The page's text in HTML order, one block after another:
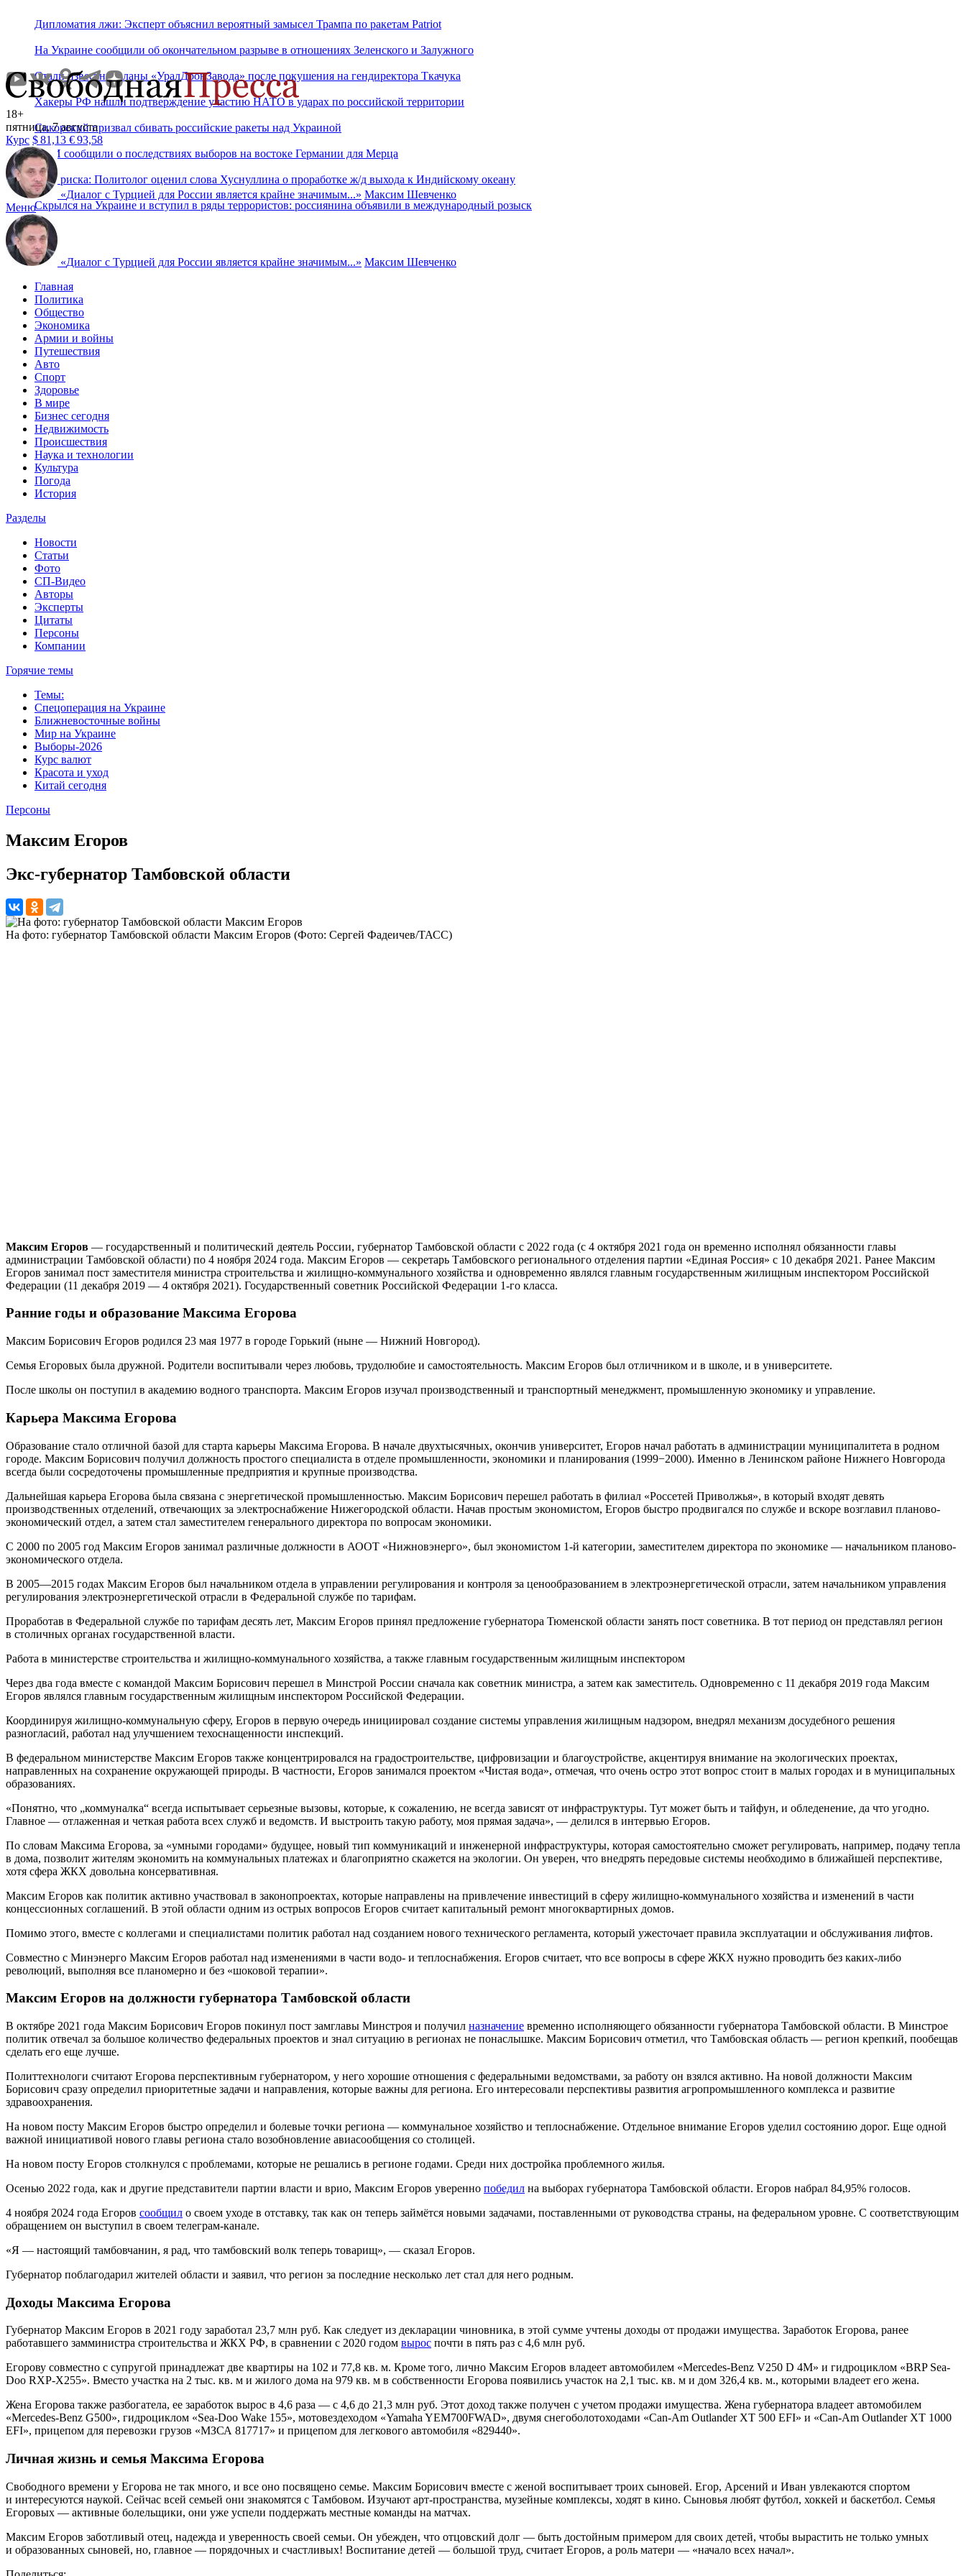
Дипломатия лжи: Эксперт объяснил вероятный замысел Трампа по ракетам Patriot
На Украине сообщили об окончательном разрыве в отношениях Зеленского и Залужного
Стали известны планы «УралДронЗавода» после покушения на гендиректора Ткачука
Хакеры РФ нашли подтверждение участию НАТО в ударах по российской территории
Сикорский призвал сбивать российские ракеты над Украиной
СМИ сообщили о последствиях выборов на востоке Германии для Мерца
Зона риска: Политолог оценил слова Хуснуллина о проработке ж/д выхода к Индийскому океану
Скрылся на Украине и вступил в ряды террористов: россиянина объявили в международный розыск
18+
пятница, 7 августа
Курс $81,13 €93,58
«Диалог с Турцией для России является крайне значимым...» Максим Шевченко
Меню
«Диалог с Турцией для России является крайне значимым...» Максим Шевченко
Главная
Политика
Общество
Экономика
Армии и войны
Путешествия
Авто
Спорт
Здоровье
В мире
Бизнес сегодня
Недвижимость
Происшествия
Наука и технологии
Культура
Погода
История
Разделы
Новости
Статьи
Фото
СП-Видео
Авторы
Эксперты
Цитаты
Персоны
Компании
Горячие темы
Темы:
Спецоперация на Украине
Ближневосточные войны
Мир на Украине
Выборы-2026
Курс валют
Красота и уход
Китай сегодня
Персоны
Максим Егоров
Экс-губернатор Тамбовской области
На фото: губернатор Тамбовской области Максим Егоров (Фото: Сергей Фадеичев/ТАСС)
Максим Егоров — государственный и политический деятель России, губернатор Тамбовской области с 2022 года (с 4 октября 2021 года он временно исполнял обязанности главы
администрации Тамбовской области) по 4 ноября 2024 года. Максим Егоров — секретарь Тамбовского регионального отделения партии «Единая Россия» с 10 декабря 2021. Ранее Максим
Егоров занимал пост заместителя министра строительства и жилищно-коммунального хозяйства и одновременно являлся главным государственным жилищным инспектором Российской
Федерации (11 декабря 2019 — 4 октября 2021). Государственный советник Российской Федерации 1-го класса.
Ранние годы и образование Максима Егорова
Максим Борисович Егоров родился 23 мая 1977 в городе Горький (ныне — Нижний Новгород).
Семья Егоровых была дружной. Родители воспитывали через любовь, трудолюбие и самостоятельность. Максим Егоров был отличником и в школе, и в университете.
После школы он поступил в академию водного транспорта. Максим Егоров изучал производственный и транспортный менеджмент, промышленную экономику и управление.
Карьера Максима Егорова
Образование стало отличной базой для старта карьеры Максима Егорова. В начале двухтысячных, окончив университет, Егоров начал работать в администрации муниципалитета в родном
городе. Максим Борисович получил должность простого специалиста в отделе промышленности, экономики и планирования (1999−2000). Именно в Ленинском районе Нижнего Новгорода
всегда были сосредоточены промышленные предприятия и крупные производства.
Дальнейшая карьера Егорова была связана с энергетической промышленностью. Максим Борисович перешел работать в филиал «Россетей Приволжья», в который входят девять
производственных отделений, отвечающих за электроснабжение Нижегородской области. Начав простым экономистом, Егоров быстро продвигался по службе и вскоре возглавил планово-
экономический отдел, а затем стал заместителем генерального директора по вопросам экономики.
С 2000 по 2005 год Максим Егоров занимал различные должности в АООТ «Нижновэнерго», был экономистом 1-й категории, заместителем директора по экономике — начальником планово-
экономического отдела.
В 2005—2015 годах Максим Егоров был начальником отдела в управлении регулирования и контроля за ценообразованием в электроэнергетической отрасли, затем начальником управления
регулирования электроэнергетической отрасли в Федеральной службе по тарифам.
Проработав в Федеральной службе по тарифам десять лет, Максим Егоров принял предложение губернатора Тюменской области занять пост советника. В тот период он представлял регион
в столичных органах государственной власти.
Работа в министерстве строительства и жилищно-коммунального хозяйства, а также главным государственным жилищным инспектором
Через два года вместе с командой Максим Борисович перешел в Минстрой России сначала как советник министра, а затем как заместитель. Одновременно с 11 декабря 2019 года Максим
Егоров являлся главным государственным жилищным инспектором Российской Федерации.
Координируя жилищно-коммунальную сферу, Егоров в первую очередь инициировал создание системы управления жилищным надзором, внедрял механизм досудебного решения
разногласий, работал над улучшением техоснащенности инспекций.
В федеральном министерстве Максим Егоров также концентрировался на градостроительстве, цифровизации и благоустройстве, акцентируя внимание на экологических проектах,
направленных на сохранение окружающей природы. В частности, Егоров занимался проектом «Чистая вода», отмечая, что очень остро этот вопрос стоит в малых городах и в муниципальных
образованиях.
«Понятно, что „коммуналка“ всегда испытывает серьезные вызовы, которые, к сожалению, не всегда зависят от инфраструктуры. Тут может быть и тайфун, и обледенение, да что угодно.
Главное — отлаженная и четкая работа всех служб и ведомств. И выстроить такую работу, моя прямая задача», — делился в интервью Егоров.
По словам Максима Егорова, за «умными городами» будущее, новый тип коммуникаций и инженерной инфраструктуры, которая самостоятельно сможет регулировать, например, подачу тепла
в дома, позволит жителям экономить на коммунальных платежах и благоприятно скажется на экологии. Он уверен, что внедрять передовые системы необходимо в ближайшей перспективе,
хотя сфера ЖКХ довольна консервативная.
Максим Егоров как политик активно участвовал в законопроектах, которые направлены на привлечение инвестиций в сферу жилищно-коммунального хозяйства и изменений в части
концессионных соглашений. В этой области одним из острых вопросов Егоров считает капитальный ремонт многоквартирных домов.
Помимо этого, вместе с коллегами и специалистами политик работал над созданием нового технического регламента, который ужесточает правила эксплуатации и обслуживания лифтов.
Совместно с Минэнерго Максим Егоров работал над изменениями в части водо- и теплоснабжения. Егоров считает, что все вопросы в сфере ЖКХ нужно проводить без каких-либо
революций, выполняя все планомерно и без «шоковой терапии».
Максим Егоров на должности губернатора Тамбовской области
В октябре 2021 года Максим Борисович Егоров покинул пост замглавы Минстроя и получил назначение временно исполняющего обязанности губернатора Тамбовской области. В Минстрое
политик отвечал за большое количество федеральных проектов и знал ситуацию в регионах не понаслышке. Максим Борисович отметил, что Тамбовская область — регион крепкий, пообещав
сделать его еще лучше.
Политтехнологи считают Егорова перспективным губернатором, у него хорошие отношения с федеральными ведомствами, за работу он взялся активно. На новой должности Максим
Борисович сразу определил приоритетные задачи и направления, которые важны для региона. Его интересовали перспективы развития агропромышленного комплекса и развитие
здравоохранения.
На новом посту Максим Егоров быстро определил и болевые точки региона — коммунальное хозяйство и теплоснабжение. Отдельное внимание Егоров уделил состоянию дорог. Еще одной
важной инициативой нового главы региона стало возобновление авиасообщения со столицей.
На новом посту Егоров столкнулся с проблемами, которые не решались в регионе годами. Среди них достройка проблемного жилья.
Осенью 2022 года, как и другие представители партии власти и врио, Максим Егоров уверенно победил на выборах губернатора Тамбовской области. Егоров набрал 84,95% голосов.
4 ноября 2024 года Егоров сообщил о своем уходе в отставку, так как он теперь займётся новыми задачами, поставленными от руководства страны, на федеральном уровне. С соответствующим
обращением он выступил в своем телеграм-канале.
«Я — настоящий тамбовчанин, я рад, что тамбовский волк теперь товарищ», — сказал Егоров.
Губернатор поблагодарил жителей области и заявил, что регион за последние несколько лет стал для него родным.
Доходы Максима Егорова
Губернатор Максим Егоров в 2021 году заработал 23,7 млн руб. Как следует из декларации чиновника, в этой сумме учтены доходы от продажи имущества. Заработок Егорова, ранее
работавшего замминистра строительства и ЖКХ РФ, в сравнении с 2020 годом вырос почти в пять раз с 4,6 млн руб.
Егорову совместно с супругой принадлежат две квартиры на 102 и 77,8 кв. м. Кроме того, лично Максим Егоров владеет автомобилем «Mercedes-Benz V250 D 4М» и гидроциклом «BRP Sea-
Doo RXP-X255». Вместо участка на 2 тыс. кв. м и жилого дома на 979 кв. м в собственности Егорова появились участок на 2,1 тыс. кв. м и дом 326,4 кв. м., которыми владеет его жена.
Жена Егорова также разбогатела, ее заработок вырос в 4,6 раза — с 4,6 до 21,3 млн руб. Этот доход также получен с учетом продажи имущества. Жена губернатора владеет автомобилем
«Mercedes-Benz G500», гидроциклом «Sea-Doo Wake 155», мотовездеходом «Yamaha YEM700FWAD», двумя снегоболотоходами «Can-Am Outlander XT 500 EFI» и «Can-Am Outlander XT 1000
EFI», прицепом для перевозки грузов «МЗСА 817717» и прицепом для легкового автомобиля «829440».
Личная жизнь и семья Максима Егорова
Свободного времени у Егорова не так много, и все оно посвящено семье. Максим Борисович вместе с женой воспитывает троих сыновей. Егор, Арсений и Иван увлекаются спортом
и интересуются наукой. Сейчас всей семьей они знакомятся с Тамбовом. Изучают арт-пространства, музейные комплексы, ходят в кино. Сыновья любят футбол, хоккей и баскетбол. Семья
Егоровых — активные болельщики, они уже успели поддержать местные команды на матчах.
Максим Егоров заботливый отец, надежда и уверенность своей семьи. Он убежден, что отцовский долг — быть достойным примером для своих детей, чтобы вырастить не только умных
и образованных сыновей, но, главное — порядочных и счастливых! Воспитание детей — большой труд, считает Егоров, а роль матери — «начало всех начал».